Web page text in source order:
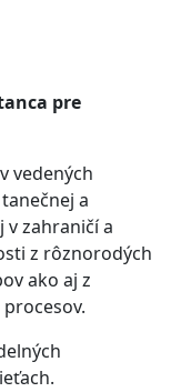
pre
vedených
a
v zahraničí a
z rôznorodých
ako aj z